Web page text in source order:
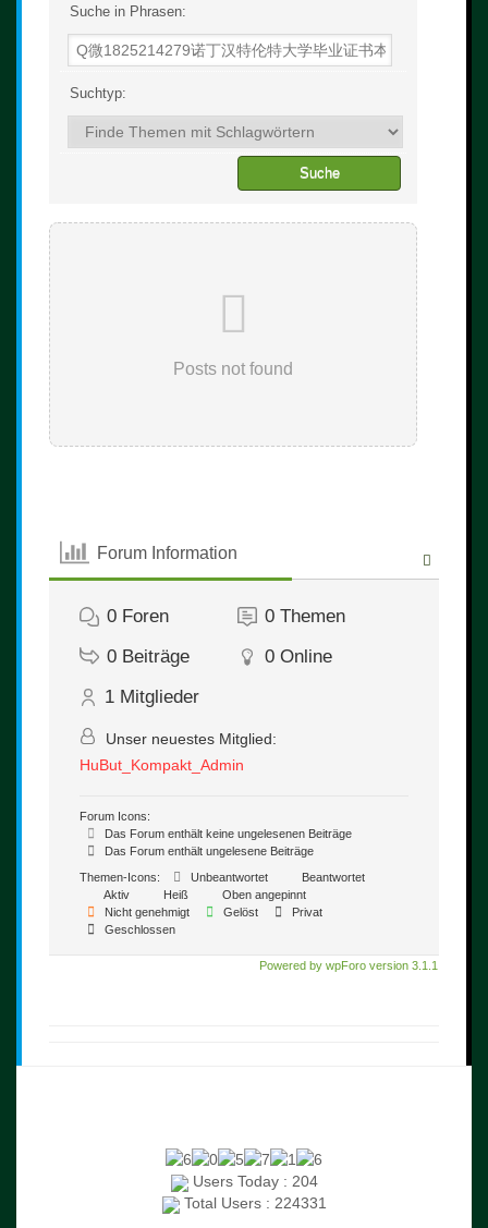
Suche in Phrasen:
Suchtyp:
Posts not found
Forum Information
0 Foren 0 Themen
0 Beiträge 0 Online
1 Mitglieder
Unser neuestes Mitglied:
HuBut_Kompakt_Admin
Forum Icons:
Das Forum enthält keine ungelesenen Beiträge
Das Forum enthält ungelesene Beiträge
Themen-Icons:
Unbeantwortet
Beantwortet
Aktiv
Heiß
Oben angepinnt
Nicht genehmigt
Gelöst
Privat
Geschlossen
Powered by wpForo version 3.1.1
Users Today : 204
Total Users : 224331